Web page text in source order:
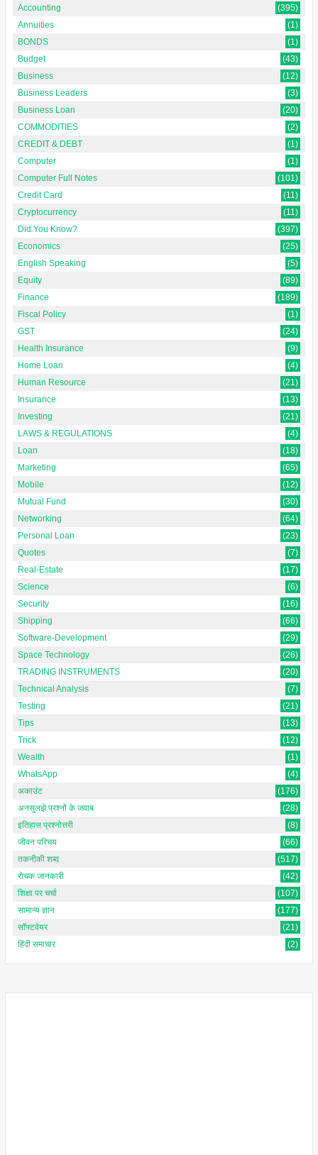
Accounting
(395)
Annuities
(1)
BONDS
(1)
Budget
(43)
Business
(12)
Business Leaders
(3)
Business Loan
(20)
COMMODITIES
(2)
CREDIT & DEBT
(1)
Computer
(1)
Computer Full Notes
(101)
Credit Card
(11)
Cryptocurrency
(11)
Did You Know?
(397)
Economics
(25)
English Speaking
(5)
Equity
(89)
Finance
(189)
Fiscal Policy
(1)
GST
(24)
Health Insurance
(9)
Home Loan
(4)
Human Resource
(21)
Insurance
(13)
Investing
(21)
LAWS & REGULATIONS
(4)
Loan
(18)
Marketing
(65)
Mobile
(12)
Mutual Fund
(30)
Networking
(64)
Personal Loan
(23)
Quotes
(7)
Real-Estate
(17)
Science
(6)
Security
(16)
Shipping
(66)
Software-Development
(29)
Space Technology
(26)
TRADING INSTRUMENTS
(20)
Technical Analysis
(7)
Testing
(21)
Tips
(13)
Trick
(12)
Wealth
(1)
WhatsApp
(4)
अकाउंट
(176)
अनसुलझे प्रश्नों के जवाब
(28)
इतिहास प्रश्नोत्तरी
(8)
जीवन परिचय
(66)
तकनीकी शब्द
(517)
रोचक जानकारी
(42)
शिक्षा पर चर्चा
(107)
सामान्य ज्ञान
(177)
सॉफ्टवेयर
(21)
हिंदी समाचार
(2)